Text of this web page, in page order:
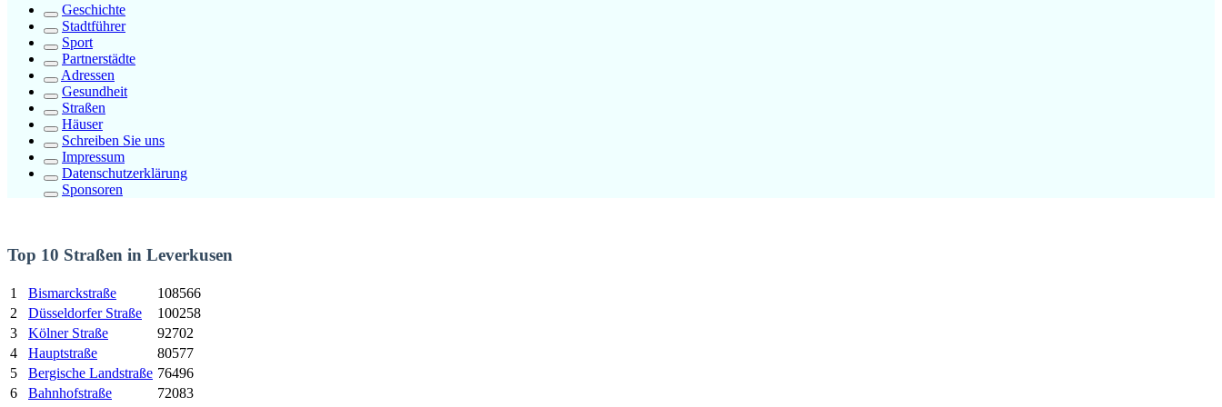
Geschichte
Stadtführer
Sport
Partnerstädte
Adressen
Gesundheit
Straßen
Häuser
Schreiben Sie uns
Impressum
Datenschutzerklärung
Sponsoren
Top 10 Straßen in Leverkusen
1 Bismarckstraße
108566
2
Düsseldorfer Straße
100258
3
Kölner Straße
92702
4
Hauptstraße
80577
5
Bergische Landstraße 76496
6
Bahnhofstraße
72083